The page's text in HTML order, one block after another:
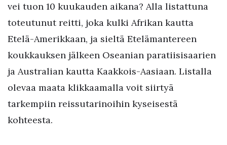
vei tuon 10 kuukauden aikana? Alla listattuna
toteutunut reitti, joka kulki Afrikan kautta
Etelä-Amerikkaan, ja sieltä Etelämantereen
koukkauksen jälkeen Oseanian paratiisisaarien
ja Australian kautta Kaakkois-Aasiaan. Listalla
olevaa maata klikkaamalla voit siirtyä
tarkempiin reissutarinoihin kyseisestä
kohteesta.